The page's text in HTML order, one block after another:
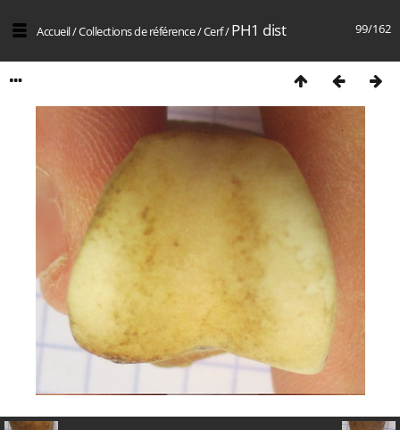
99/162
Accueil/Collections de référence/Cerf/PH1 dist